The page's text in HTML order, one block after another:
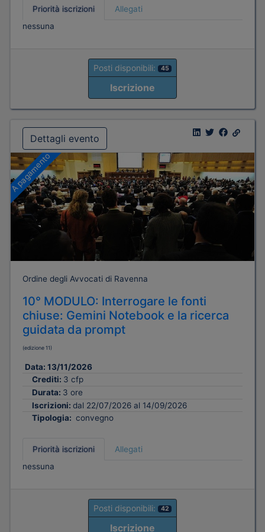
Priorità iscrizioni
Allegati
nessuna
Posti disponibili: 45
Iscrizione
Dettagli evento
A pagamento
Ordine degli Avvocati di Ravenna
10° MODULO: Interrogare le fonti
chiuse: Gemini Notebook e la ricerca
guidata da prompt
(edizione 11)
Data: 13/11/2026
Crediti: 3 cfp
Durata: 3 ore
Iscrizioni: dal 22/07/2026 al 14/09/2026
Tipologia: convegno
Priorità iscrizioni
Allegati
nessuna
Posti disponibili: 42
Iscrizione